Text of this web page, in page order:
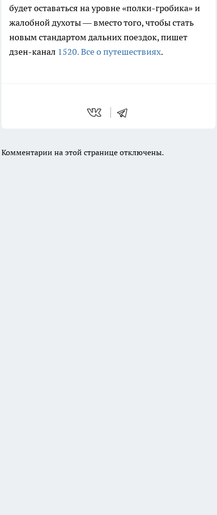
будет оставаться на уровне «полки-гробика» и
жалобной духоты — вместо того, чтобы стать
новым стандартом дальних поездок, пишет
дзен-канал 1520. Все о путешествиях.
Комментарии на этой странице отключены.